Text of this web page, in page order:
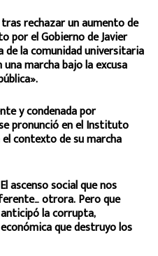
rechazar un aumento de
por el Gobierno de Javier
de la comunidad universitaria
marcha bajo la excusa
y condenada por
pronunció en el Instituto
contexto de su marcha
ascenso social que nos
otrora. Pero que
la corrupta,
que destruyo los